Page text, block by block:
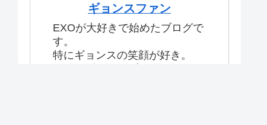
ギョンスファン
EXOが大好きで始めたブログで
す。
特にギョンスの笑顔が好き。